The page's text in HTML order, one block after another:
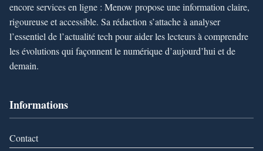
encore services en ligne : Menow propose une information claire,
rigoureuse et accessible. Sa rédaction s’attache à analyser
l’essentiel de l’actualité tech pour aider les lecteurs à comprendre
les évolutions qui façonnent le numérique d’aujourd’hui et de
demain.
Informations
Contact